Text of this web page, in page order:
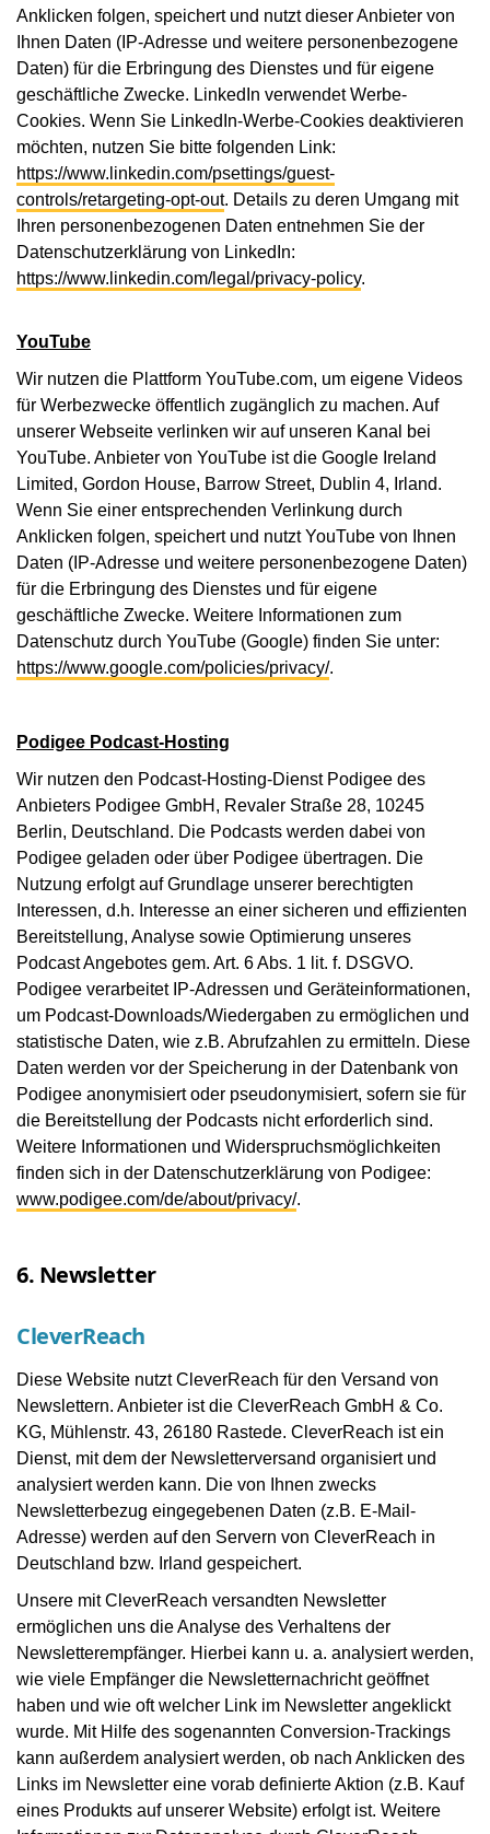
Anklicken folgen, speichert und nutzt dieser Anbieter von
Ihnen Daten (IP-Adresse und weitere personenbezogene
Daten) für die Erbringung des Dienstes und für eigene
geschäftliche Zwecke. LinkedIn verwendet Werbe-
Cookies. Wenn Sie LinkedIn-Werbe-Cookies deaktivieren
möchten, nutzen Sie bitte folgenden Link:
https://www.linkedin.com/psettings/guest-
controls/retargeting-opt-out. Details zu deren Umgang mit
Ihren personenbezogenen Daten entnehmen Sie der
Datenschutzerklärung von LinkedIn:
https://www.linkedin.com/legal/privacy-policy.
YouTube
Wir nutzen die Plattform YouTube.com, um eigene Videos
für Werbezwecke öffentlich zugänglich zu machen. Auf
unserer Webseite verlinken wir auf unseren Kanal bei
YouTube. Anbieter von YouTube ist die Google Ireland
Limited, Gordon House, Barrow Street, Dublin 4, Irland.
Wenn Sie einer entsprechenden Verlinkung durch
Anklicken folgen, speichert und nutzt YouTube von Ihnen
Daten (IP-Adresse und weitere personenbezogene Daten)
für die Erbringung des Dienstes und für eigene
geschäftliche Zwecke. Weitere Informationen zum
Datenschutz durch YouTube (Google) finden Sie unter:
https://www.google.com/policies/privacy/.
Podigee Podcast-Hosting
Wir nutzen den Podcast-Hosting-Dienst Podigee des
Anbieters Podigee GmbH, Revaler Straße 28, 10245
Berlin, Deutschland. Die Podcasts werden dabei von
Podigee geladen oder über Podigee übertragen. Die
Nutzung erfolgt auf Grundlage unserer berechtigten
Interessen, d.h. Interesse an einer sicheren und effizienten
Bereitstellung, Analyse sowie Optimierung unseres
Podcast Angebotes gem. Art. 6 Abs. 1 lit. f. DSGVO.
Podigee verarbeitet IP-Adressen und Geräteinformationen,
um Podcast-Downloads/Wiedergaben zu ermöglichen und
statistische Daten, wie z.B. Abrufzahlen zu ermitteln. Diese
Daten werden vor der Speicherung in der Datenbank von
Podigee anonymisiert oder pseudonymisiert, sofern sie für
die Bereitstellung der Podcasts nicht erforderlich sind.
Weitere Informationen und Widerspruchsmöglichkeiten
finden sich in der Datenschutzerklärung von Podigee:
www.podigee.com/de/about/privacy/.
6. Newsletter
CleverReach
Diese Website nutzt CleverReach für den Versand von
Newslettern. Anbieter ist die CleverReach GmbH & Co.
KG, Mühlenstr. 43, 26180 Rastede. CleverReach ist ein
Dienst, mit dem der Newsletterversand organisiert und
analysiert werden kann. Die von Ihnen zwecks
Newsletterbezug eingegebenen Daten (z.B. E-Mail-
Adresse) werden auf den Servern von CleverReach in
Deutschland bzw. Irland gespeichert.
Unsere mit CleverReach versandten Newsletter
ermöglichen uns die Analyse des Verhaltens der
Newsletterempfänger. Hierbei kann u. a. analysiert werden,
wie viele Empfänger die Newsletternachricht geöffnet
haben und wie oft welcher Link im Newsletter angeklickt
wurde. Mit Hilfe des sogenannten Conversion-Trackings
kann außerdem analysiert werden, ob nach Anklicken des
Links im Newsletter eine vorab definierte Aktion (z.B. Kauf
eines Produkts auf unserer Website) erfolgt ist. Weitere